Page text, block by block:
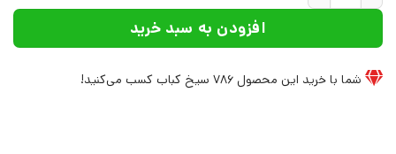
افزودن به سبد خرید
شما با خرید این محصول 786 سیخ کباب کسب می‌کنید!